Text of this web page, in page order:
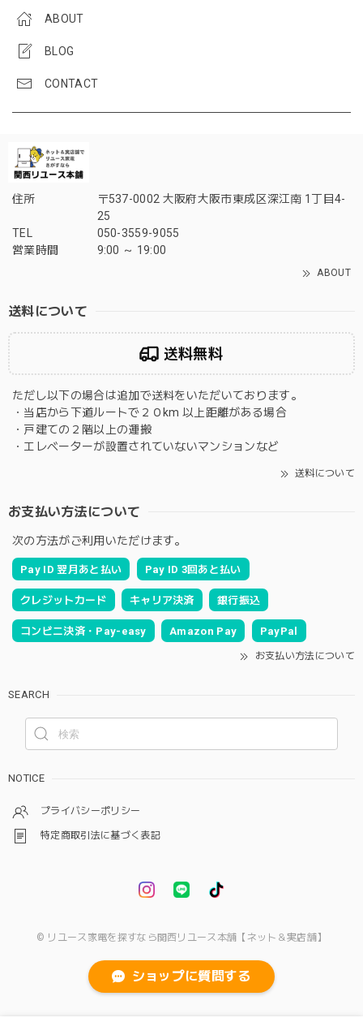
ABOUT
BLOG
CONTACT
住所
〒537-0002 大阪府大阪市東成区深江南 1丁目4-
25
TEL
050-3559-9055
営業時間
9:00 ～ 19:00
ABOUT
送料について
送料無料
ただし以下の場合は追加で送料をいただいております。
・当店から下道ルートで２０km 以上距離がある場合
・戸建ての２階以上の運搬
・エレベーターが設置されていないマンションなど
送料について
お支払い方法について
次の方法がご利用いただけます。
Pay ID 翌月あと払い Pay ID 3回あと払い
クレジットカード キャリア決済 銀行振込
コンビニ決済・Pay-easy Amazon Pay PayPal
お支払い方法について
SEARCH
NOTICE
プライバシーポリシー
特定商取引法に基づく表記
© リユース家電を探すなら関西リユース本舗【ネット＆実店舗】
ショップに質問する